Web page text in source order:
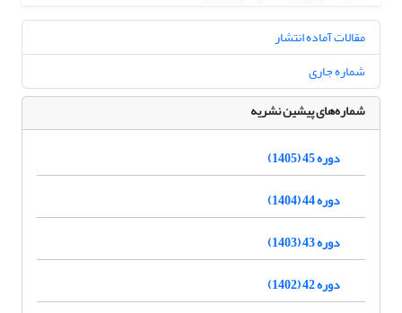
مقالات آماده انتشار
شماره جاری
شماره‌های پیشین نشریه
دوره 45 (1405)
دوره 44 (1404)
دوره 43 (1403)
دوره 42 (1402)